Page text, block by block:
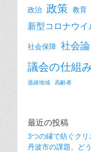
政治 政策 教育
新型コロナウイ
社会保障 社会論
議会の仕組
過疎地域 高齢者
最近の投稿
3つの縁で紡ぐク
丹波市の課題、ど